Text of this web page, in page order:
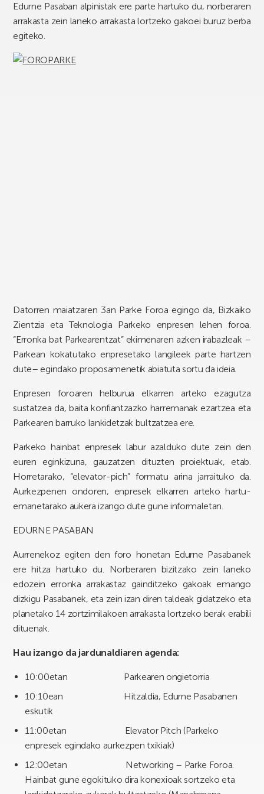
Edurne Pasaban alpinistak ere parte hartuko du, norberaren
arrakasta zein laneko arrakasta lortzeko gakoei buruz berba
egiteko.
Datorren maiatzaren 3an Parke Foroa egingo da, Bizkaiko
Zientzia eta Teknologia Parkeko enpresen lehen foroa.
“Erronka bat Parkearentzat” ekimenaren azken irabazleak –
Parkean kokatutako enpresetako langileek parte hartzen
dute– egindako proposamenetik abiatuta sortu da ideia.
Enpresen foroaren helburua elkarren arteko ezagutza
sustatzea da, baita konfiantzazko harremanak ezartzea eta
Parkearen barruko lankidetzak bultzatzea ere.
Parkeko hainbat enpresek labur azalduko dute zein den
euren eginkizuna, gauzatzen dituzten proiektuak, etab.
Horretarako, “elevator-pich” formatu arina jarraituko da.
Aurkezpenen ondoren, enpresek elkarren arteko hartu-
emanetarako aukera izango dute gune informaletan.
EDURNE PASABAN
Aurrenekoz egiten den foro honetan Edurne Pasabanek
ere hitza hartuko du. Norberaren bizitzako zein laneko
edozein erronka arrakastaz gainditzeko gakoak emango
dizkigu Pasabanek, eta zein izan diren taldeak gidatzeko eta
planetako 14 zortzimilakoen arrakasta lortzeko berak erabili
dituenak.
Hau izango da jardunaldiaren agenda:
10:00etan Parkearen ongietorria
10:10ean Hitzaldia, Edurne Pasabanen
eskutik
11:00etan Elevator Pitch (Parkeko
enpresek egindako aurkezpen txikiak)
12:00etan Networking – Parke Foroa.
Hainbat gune egokituko dira konexioak sortzeko eta